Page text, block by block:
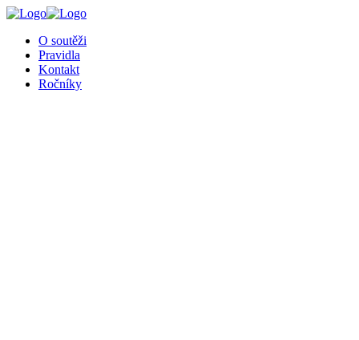
O soutěži
Pravidla
Kontakt
Ročníky